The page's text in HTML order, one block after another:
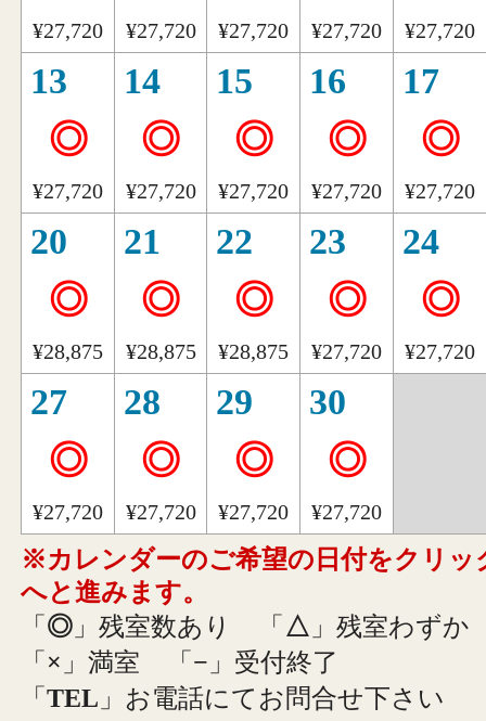
¥27,720 ¥27,720 ¥27,720 ¥27,720 ¥27,720
13
◎
¥27,720
14
◎
¥27,720
15
◎
¥27,720
16
◎
¥27,720
17
◎
¥27,720
20
◎
¥28,875
21
◎
¥28,875
22
◎
¥28,875
23
◎
¥27,720
24
◎
¥27,720
27
◎
¥27,720
28
◎
¥27,720
29
◎
¥27,720
30
◎
¥27,720
※カレンダーのご希望の日付をクリッ
へと進みます。
「 ◎ 」残室数あり 「 △ 」残室わずか
「 × 」満室 「 − 」受付終了
「TEL 」お電話にてお問合せ下さい